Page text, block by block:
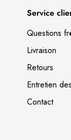
Service
Questions
Livraison
Retours
Entretien
Contact